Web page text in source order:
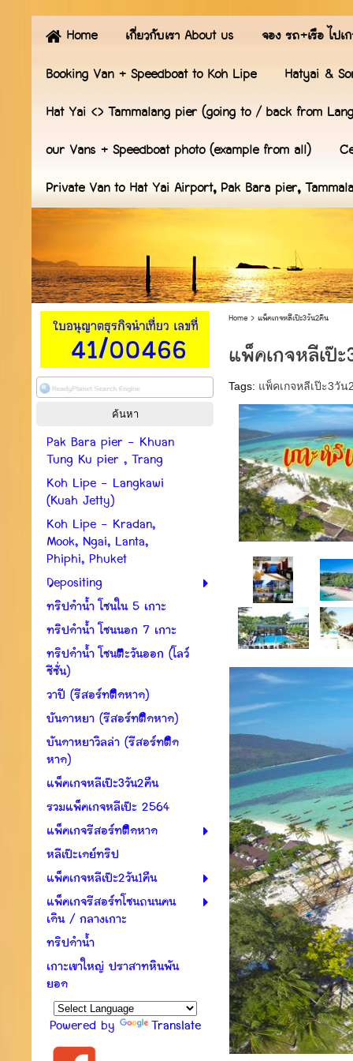
Home เกี่ยวกับเรา About us
จอง รถ+เรือ ไปเ
Booking Van + Speedboat to Koh Lipe
Hatyai &
Hat Yai <> Tammalang pier (going to / back from
our Vans + Speedboat photo (example from all)
Private Van to Hat Yai Airport, Pak Bara pier,
Pak Bara pier - Khuan
Tung Ku pier , Trang
Koh Lipe - Langkawi
(Kuah Jetty)
Koh Lipe - Kradan,
Mook, Ngai, Lanta,
Phiphi, Phuket
Depositing
ทริปดำน้ำ โซนใน 5 เกาะ
ทริปดำน้ำ โซนนอก 7 เกาะ
ทริปดำน้ำ โซนตะวันออก (โลว์
ซีซั่น)
วาปี (รีสอร์ทติดหาด)
บันดาหยา (รีสอร์ทติดหาด)
บันดาหยาวิลล่า (รีสอร์ทติด
หาด)
แพ็คเกจหลีเป๊ะ3วัน2คืน
รวมแพ็คเกจหลีเป๊ะ 2564
แพ็คเกจรีสอร์ทติดหาด
หลีเป๊ะเดย์ทริป
แพ็คเกจหลีเป๊ะ2วัน1คืน
แพ็คเกจรีสอร์ทโซนถนนคน
เดิน / กลางเกาะ
ทริปดำน้ำ
เกาะเขาใหญ่ ปราสาทหินพัน
ยอด
Powered by
Translate
Home> แพ็คเกจหลีเป๊ะ3วัน2คืน
แพ็คเกจหลีเป๊
Tags: แพ็คเกจหลีเป๊ะ3วัน